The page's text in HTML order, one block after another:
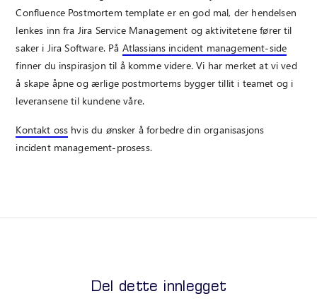
Confluence Postmortem template er en god mal, der hendelsen
lenkes inn fra Jira Service Management og aktivitetene fører til
saker i Jira Software. På Atlassians incident management-side
finner du inspirasjon til å komme videre. Vi har merket at vi ved
å skape åpne og ærlige postmortems bygger tillit i teamet og i
leveransene til kundene våre.
Kontakt oss hvis du ønsker å forbedre din organisasjons
incident management-prosess.
Del dette innlegget